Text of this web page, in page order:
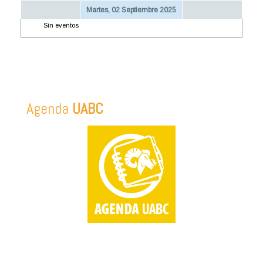
Martes, 02 Septiembre 2025
Sin eventos
Agenda UABC